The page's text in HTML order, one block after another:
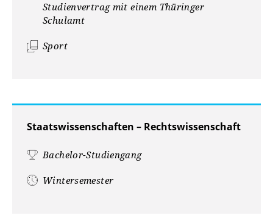
Studienvertrag mit einem Thüringer
Schulamt
Sport
Staatswissenschaften – Rechtswissenschaft
Bachelor-Studiengang
Wintersemester